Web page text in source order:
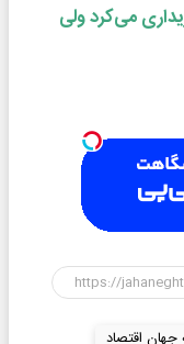
می‌کرد ولی
جهان اقتصاد